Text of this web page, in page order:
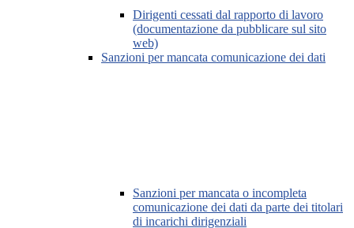
Dirigenti cessati dal rapporto di lavoro
(documentazione da pubblicare sul sito
web)
Sanzioni per mancata comunicazione dei dati
Sanzioni per mancata o incompleta
comunicazione dei dati da parte dei titolari
di incarichi dirigenziali